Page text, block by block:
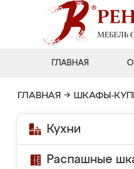
ГЛАВНАЯ О
ГЛАВНАЯ → ШКАФЫ-
Кухни
Распашные